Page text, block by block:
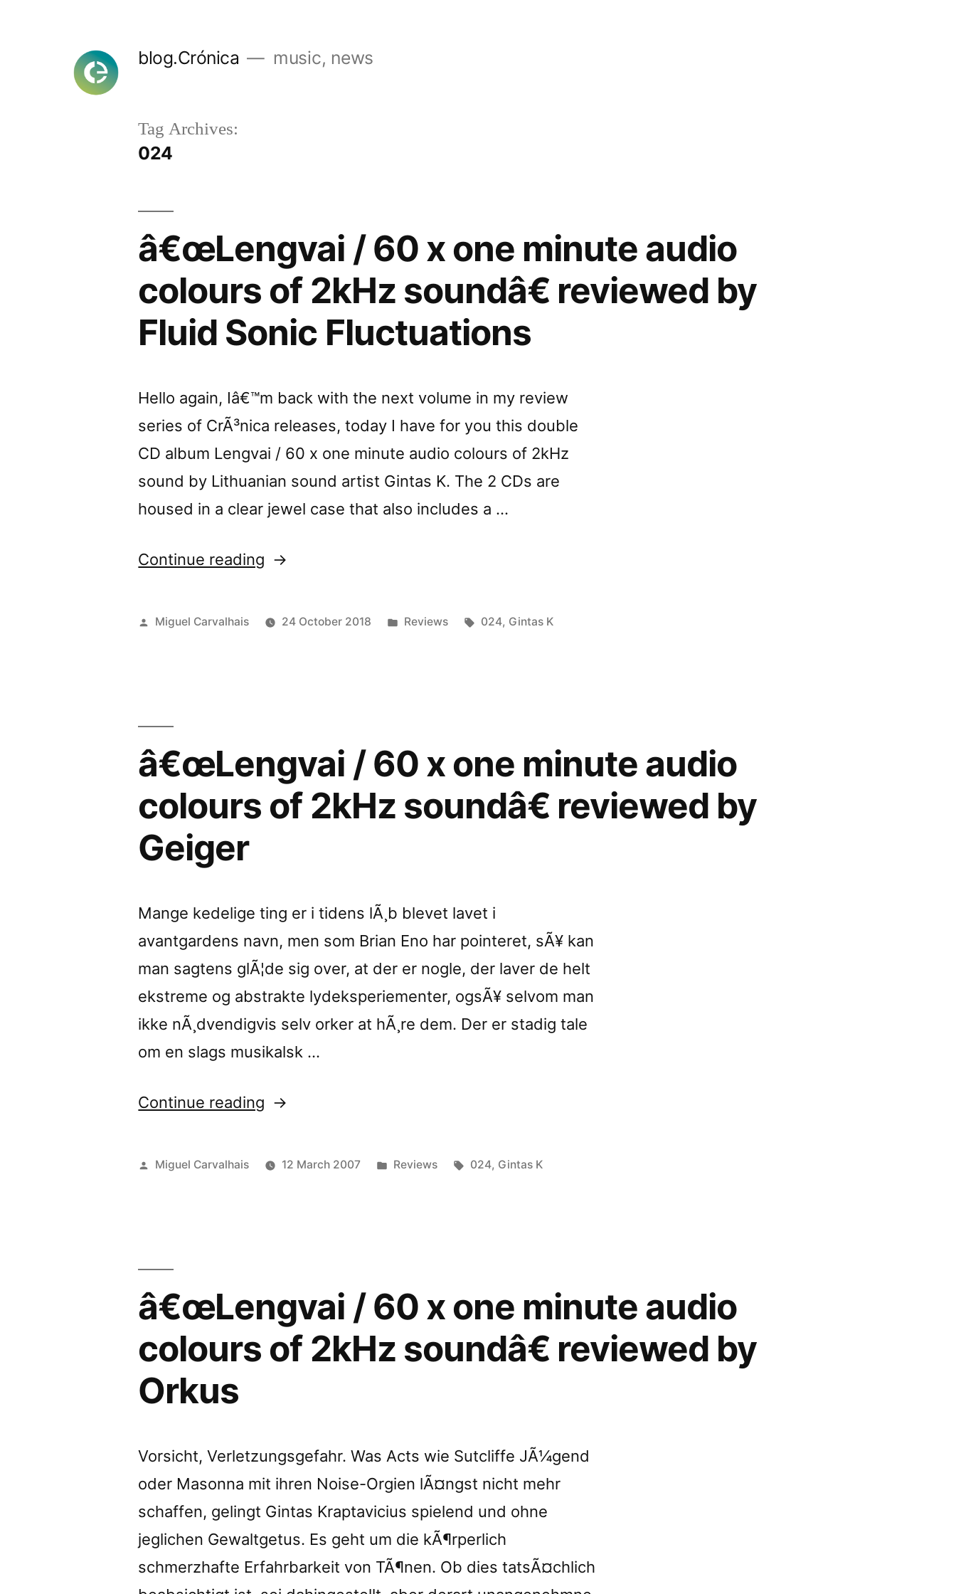
blog.Crónica music, news
Tag Archives:
024
â€œLengvai / 60 x one minute audio
colours of 2kHz soundâ€ reviewed by
Fluid Sonic Fluctuations
Hello again, Iâ€™m back with the next volume in my review
series of CrÃ³nica releases, today I have for you this double
CD album Lengvai / 60 x one minute audio colours of 2kHz
sound by Lithuanian sound artist Gintas K. The 2 CDs are
housed in a clear jewel case that also includes a …
Continue reading “â€œLengvai
60
colours
of
2kHz
Fluid
Sonic
Fluctuations”
Posted
Miguel Carvalhais 24 October 2018
Posted
Reviews Tags:
024, Gintas K
â€œLengvai / 60 x one minute audio
colours of 2kHz soundâ€ reviewed by
Geiger
Mange kedelige ting er i tidens lÃ¸b blevet lavet i
avantgardens navn, men som Brian Eno har pointeret, sÃ¥ kan
man sagtens glÃ¦de sig over, at der er nogle, der laver de helt
ekstreme og abstrakte lydeksperiementer, ogsÃ¥ selvom man
ikke nÃ¸dvendigvis selv orker at hÃ¸re dem. Der er stadig tale
om en slags musikalsk …
Continue reading “â€œLengvai
60
colours
of
2kHz
Geiger”
Posted
Miguel Carvalhais 12 March 2007
Posted
Reviews Tags:
024, Gintas K
â€œLengvai / 60 x one minute audio
colours of 2kHz soundâ€ reviewed by
Orkus
Vorsicht, Verletzungsgefahr. Was Acts wie Sutcliffe JÃ¼gend
oder Masonna mit ihren Noise-Orgien lÃ¤ngst nicht mehr
schaffen, gelingt Gintas Kraptavicius spielend und ohne
jeglichen Gewaltgetus. Es geht um die kÃ¶rperlich
schmerzhafte Erfahrbarkeit von TÃ¶nen. Ob dies tatsÃ¤chlich